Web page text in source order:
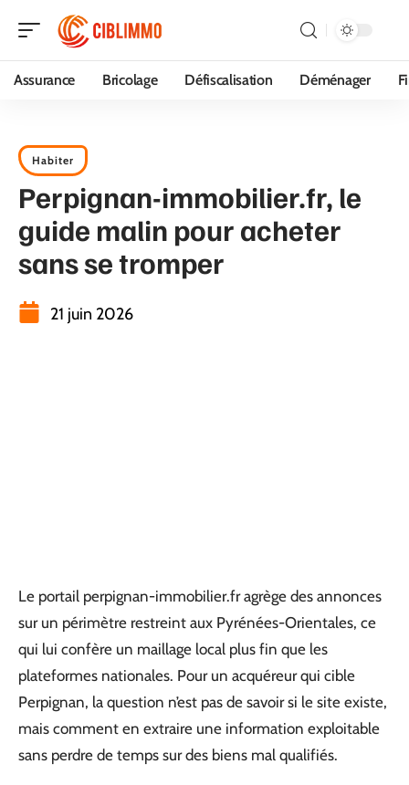
Assurance Bricolage Défiscalisation Déménager
Habiter
Perpignan-immobilier.fr, le
guide malin pour acheter
sans se tromper
21 juin 2026
Le portail perpignan-immobilier.fr agrège des annonces
sur un périmètre restreint aux Pyrénées-Orientales, ce
qui lui confère un maillage local plus fin que les
plateformes nationales. Pour un acquéreur qui cible
Perpignan, la question n’est pas de savoir si le site existe,
mais comment en extraire une information exploitable
sans perdre de temps sur des biens mal qualifiés.